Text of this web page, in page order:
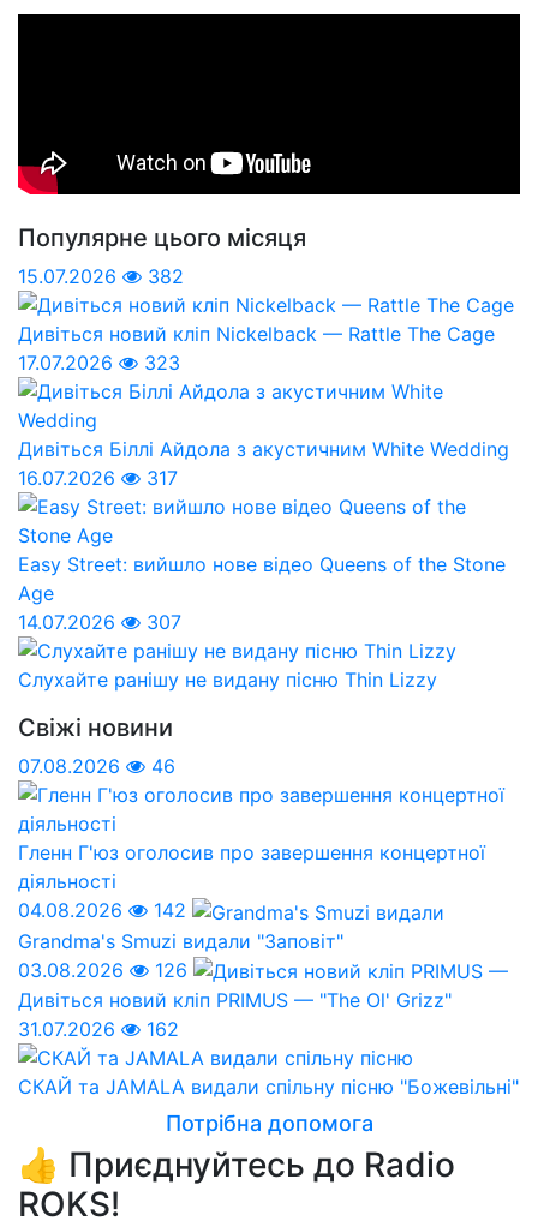
Популярне цього місяця
15.07.2026 382
Дивіться новий кліп Nickelback — Rattle The Cage
17.07.2026
323
Дивіться Біллі Айдола з акустичним White Wedding
16.07.2026
317
Easy Street: вийшло нове відео Queens of the Stone
Age
14.07.2026
307
Слухайте ранішу не видану пісню Thin Lizzy
Свіжі новини
07.08.2026 46
Гленн Г'юз оголосив про завершення концертної
діяльності
04.08.2026
142
Grandma's Smuzi видали "Заповіт"
03.08.2026
126
Дивіться новий кліп PRIMUS — "The Ol' Grizz"
31.07.2026
162
СКАЙ та JAMALA видали спільну пісню "Божевільні"
Потрібна допомога
👍 Приєднуйтесь до Radio
ROKS!